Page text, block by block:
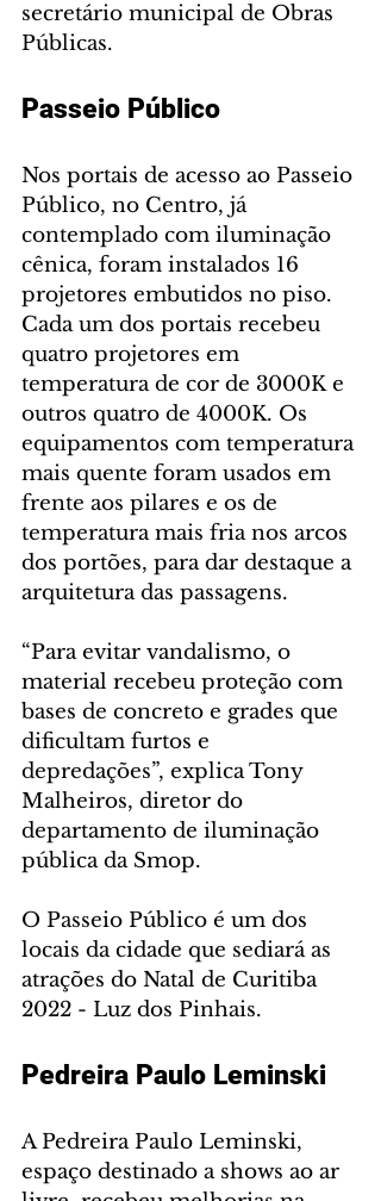
secretário municipal de Obras
Públicas.
Passeio Público
Nos portais de acesso ao Passeio
Público, no Centro, já
contemplado com iluminação
cênica, foram instalados 16
projetores embutidos no piso.
Cada um dos portais recebeu
quatro projetores em
temperatura de cor de 3000K e
outros quatro de 4000K. Os
equipamentos com temperatura
mais quente foram usados em
frente aos pilares e os de
temperatura mais fria nos arcos
dos portões, para dar destaque a
arquitetura das passagens.
“Para evitar vandalismo, o
material recebeu proteção com
bases de concreto e grades que
dificultam furtos e
depredações”, explica Tony
Malheiros, diretor do
departamento de iluminação
pública da Smop.
O Passeio Público é um dos
locais da cidade que sediará as
atrações do Natal de Curitiba
2022 - Luz dos Pinhais.
Pedreira Paulo Leminski
A Pedreira Paulo Leminski,
espaço destinado a shows ao ar